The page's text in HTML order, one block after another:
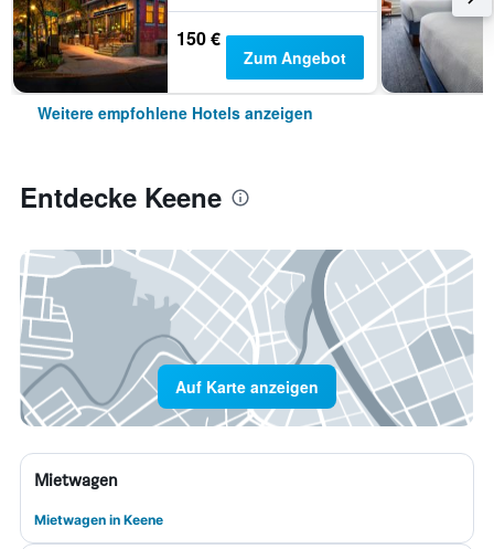
150 €
Zum Angebot
Weitere empfohlene Hotels anzeigen
Entdecke Keene
Auf Karte anzeigen
Mietwagen
Mietwagen in Keene